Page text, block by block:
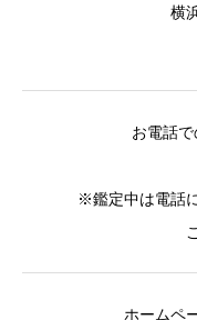
横
お電話
※鑑定中は電話
ホームペ